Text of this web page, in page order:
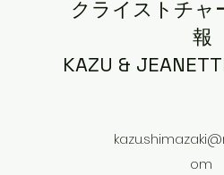
クライストチャ
報
KAZU &
om